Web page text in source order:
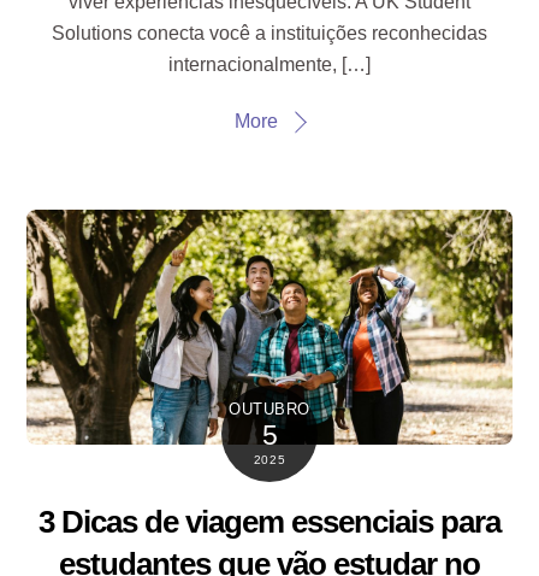
Solutions conecta você a instituições reconhecidas
internacionalmente, […]
More
OUTUBRO
5
2025
3 Dicas de viagem essenciais para
estudantes que vão estudar no